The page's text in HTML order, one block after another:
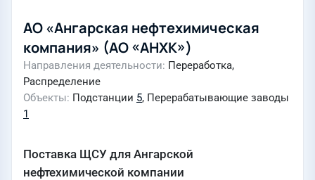
АО «Ангарская нефтехимическая
компания» (АО «АНХК»)
Направления деятельности Переработка,
Распределение
Объекты Подстанции 5, Перерабатывающие заводы
1
Поставка ЩСУ для Ангарской
нефтехимической компании